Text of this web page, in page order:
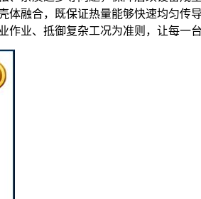
融合，既保证热量能够快速均匀
业、抵御复杂工况为准则，让每一